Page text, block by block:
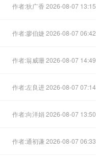
作者:狄广香 2026-08-07 13:15
作者:廖伯婕 2026-08-07 06:42
作者:翁威珊 2026-08-07 14:49
作者:左良进 2026-08-07 07:14
作者:向洋娟 2026-08-07 13:50
作者:通初谦 2026-08-07 06:33